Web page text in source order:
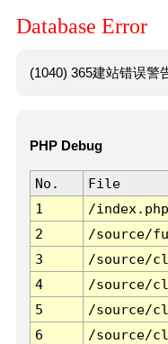
Database Error
(1040) 365建站错误警
PHP Debug
No. File
1
/index.php
2
/source/
3
/source/
4
/source/
5
/source/
6
/source/